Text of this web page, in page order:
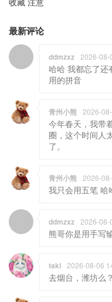
最新评论
ddmzxz 2026-08-
哈哈 我都忘了还
用的拼音
青州小熊 2026-
今年春天，我带
圈，这个时间人
了。
青州小熊 2026-
我只会用五笔 哈
ddmzxz 2026-08-
熊哥你是用手写
taki 2026-08-06
去烟台，潍坊么？